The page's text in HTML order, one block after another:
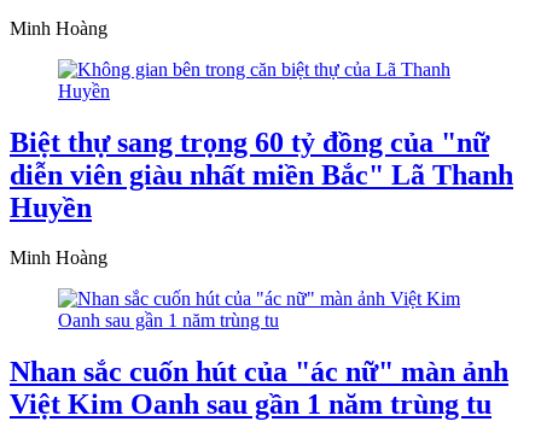
Minh Hoàng
Biệt thự sang trọng 60 tỷ đồng của "nữ
diễn viên giàu nhất miền Bắc" Lã Thanh
Huyền
Minh Hoàng
Nhan sắc cuốn hút của "ác nữ" màn ảnh
Việt Kim Oanh sau gần 1 năm trùng tu